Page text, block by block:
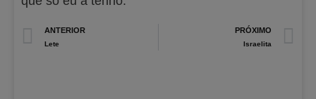
Prev
ANTERIOR
Lete
PRÓXIMO
Israelita